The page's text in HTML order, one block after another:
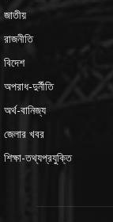
জাতীয়
রাজনীতি
বিদেশ
অপরাধ-দুর্নীতি
অর্থ-বানিজ্য
জেলার খবর
শিক্ষা-তথ্যপ্রযুক্তি